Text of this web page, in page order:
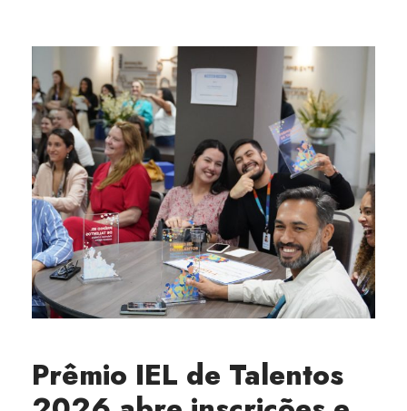
Prêmio IEL de Talentos